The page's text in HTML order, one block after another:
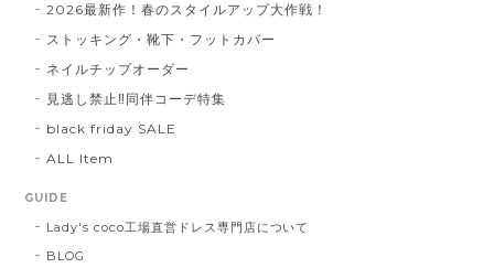
2026最新作！春のスタイルアップ大作戦！
ストッキング・靴下・フットカバー
ネイルチップオーダー
見逃し禁止‼同伴コーデ特集
black friday SALE
ALL Item
GUIDE
Lady's coco工場直営ドレス専門店について
BLOG